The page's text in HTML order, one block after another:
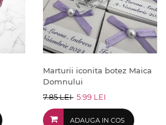
Marturii iconita botez Maica
Domnului
7.85 LEI 5.99 LEI
ADAUGA IN COS